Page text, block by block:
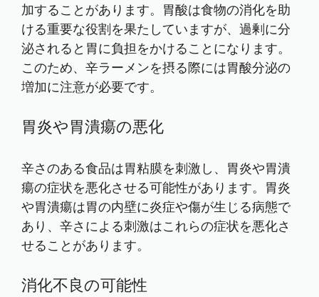
加することがあります。胃酸は食物の消化を助
ける重要な役割を果たしていますが、過剰に分
泌されると胃に負担をかけることになります。
このため、辛ラーメンを摂る際には胃酸分泌の
増加に注意が必要です。
胃炎や胃潰瘍の悪化
辛さのある食品は胃粘膜を刺激し、胃炎や胃潰
瘍の症状を悪化させる可能性があります。胃炎
や胃潰瘍は胃の内壁に炎症や傷が生じる病態で
あり、辛さによる刺激はこれらの症状を悪化さ
せることがあります。
消化不良の可能性